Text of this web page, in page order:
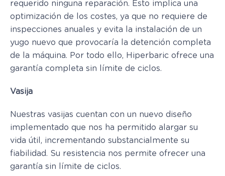
requerido ninguna reparación. Esto implica una
optimización de los costes, ya que no requiere de
inspecciones anuales y evita la instalación de un
yugo nuevo que provocaría la detención completa
de la máquina. Por todo ello, Hiperbaric ofrece una
garantía completa sin límite de ciclos.
Vasija
Nuestras vasijas cuentan con un nuevo diseño
implementado que nos ha permitido alargar su
vida útil, incrementando substancialmente su
fiabilidad. Su resistencia nos permite ofrecer una
garantía sin límite de ciclos.